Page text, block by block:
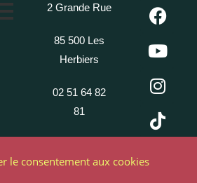
le consentement aux cookies
2 Grande Rue
85 500 Les
Herbiers
02 51 64 82
81
par My Chocom